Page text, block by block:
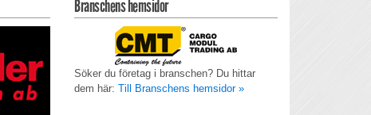
Branschens hemsidor
Söker du företag i branschen? Du hittar
dem här: Till Branschens hemsidor »